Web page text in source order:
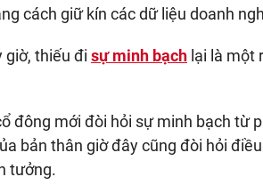
cách giữ kín các dữ liệu doanh
giờ, thiếu đi sự minh bạch lại là một
đông mới đòi hỏi sự minh bạch từ
bản thân giờ đây cũng đòi hỏi
tưởng.